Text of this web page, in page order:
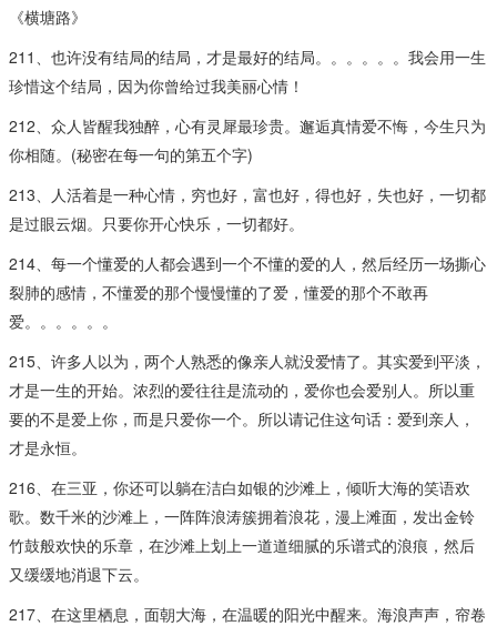
《横塘路》
211、也许没有结局的结局，才是最好的结局。。。。。。我会用一生
珍惜这个结局，因为你曾给过我美丽心情！
212、众人皆醒我独醉，心有灵犀最珍贵。邂逅真情爱不悔，今生只为
你相随。(秘密在每一句的第五个字)
213、人活着是一种心情，穷也好，富也好，得也好，失也好，一切都
是过眼云烟。只要你开心快乐，一切都好。
214、每一个懂爱的人都会遇到一个不懂的爱的人，然后经历一场撕心
裂肺的感情，不懂爱的那个慢慢懂的了爱，懂爱的那个不敢再
爱。。。。。。
215、许多人以为，两个人熟悉的像亲人就没爱情了。其实爱到平淡，
才是一生的开始。浓烈的爱往往是流动的，爱你也会爱别人。所以重
要的不是爱上你，而是只爱你一个。所以请记住这句话：爱到亲人，
才是永恒。
216、在三亚，你还可以躺在洁白如银的沙滩上，倾听大海的笑语欢
歌。数千米的沙滩上，一阵阵浪涛簇拥着浪花，漫上滩面，发出金铃
竹鼓般欢快的乐章，在沙滩上划上一道道细腻的乐谱式的浪痕，然后
又缓缓地消退下云。
217、在这里栖息，面朝大海，在温暖的阳光中醒来。海浪声声，帘卷